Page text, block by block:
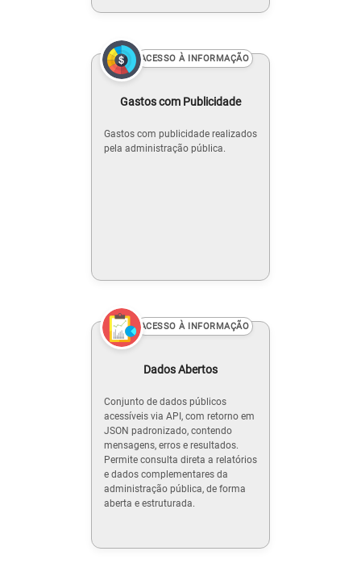
ACESSO À INFORMAÇÃO
Gastos com Publicidade
Gastos com publicidade realizados
pela administração pública.
ACESSO À INFORMAÇÃO
Dados Abertos
Conjunto de dados públicos
acessíveis via API, com retorno em
JSON padronizado, contendo
mensagens, erros e resultados.
Permite consulta direta a relatórios
e dados complementares da
administração pública, de forma
aberta e estruturada.